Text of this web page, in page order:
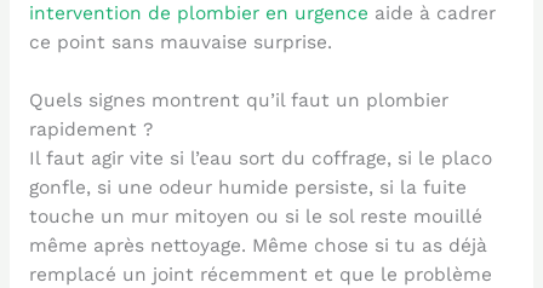
intervention de plombier en urgence aide à cadrer
ce point sans mauvaise surprise.
Quels signes montrent qu’il faut un plombier
rapidement ?
Il faut agir vite si l’eau sort du coffrage, si le placo
gonfle, si une odeur humide persiste, si la fuite
touche un mur mitoyen ou si le sol reste mouillé
même après nettoyage. Même chose si tu as déjà
remplacé un joint récemment et que le problème